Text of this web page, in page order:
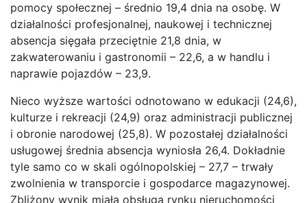
pomocy społecznej – średnio 19,4 dnia na osobę. W
działalności profesjonalnej, naukowej i technicznej
absencja sięgała przeciętnie 21,8 dnia, w
zakwaterowaniu i gastronomii – 22,6, a w handlu i
naprawie pojazdów – 23,9.
Nieco wyższe wartości odnotowano w edukacji (24,6),
kulturze i rekreacji (24,9) oraz administracji publicznej
i obronie narodowej (25,8). W pozostałej działalności
usługowej średnia absencja wyniosła 26,4. Dokładnie
tyle samo co w skali ogólnopolskiej – 27,7 – trwały
zwolnienia w transporcie i gospodarce magazynowej.
Zbliżony wynik miała obsługa rynku nieruchomości